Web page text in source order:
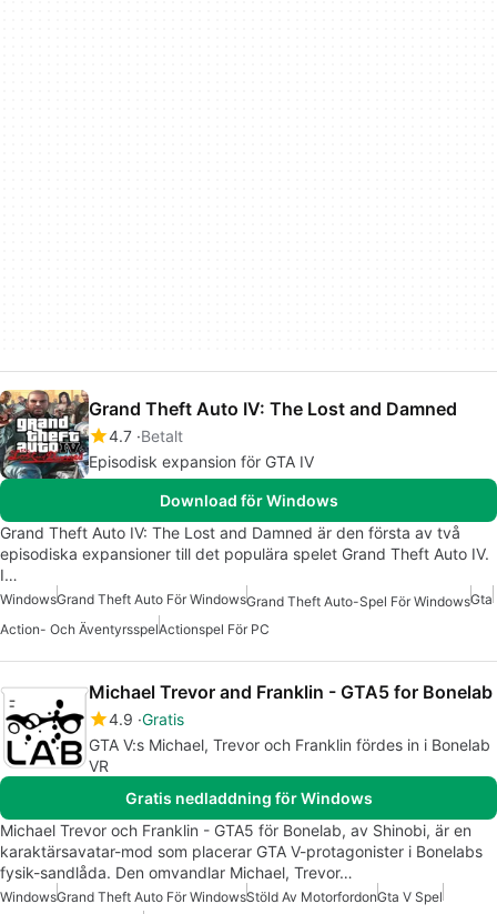
Grand Theft Auto IV: The Lost and Damned
4.7 Betalt
Episodisk expansion för GTA IV
Download för Windows
Grand Theft Auto IV: The Lost and Damned är den första av två
episodiska expansioner till det populära spelet Grand Theft Auto IV.
I…
WindowsGrand Theft Auto För WindowsGrand Theft Auto-Spel För WindowsGta
Action- Och ÄventyrsspelActionspel För PC
Michael Trevor and Franklin - GTA5 for Bonelab
4.9 Gratis
GTA V:s Michael, Trevor och Franklin fördes in i Bonelab
VR
Gratis nedladdning för Windows
Michael Trevor och Franklin - GTA5 för Bonelab, av Shinobi, är en
karaktärsavatar-mod som placerar GTA V-protagonister i Bonelabs
fysik-sandlåda. Den omvandlar Michael, Trevor…
WindowsGrand Theft Auto För WindowsStöld Av MotorfordonGta V Spel